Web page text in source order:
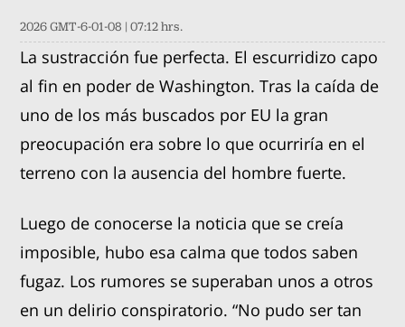
2026 GMT-6-01-08 | 07:12 hrs.
La sustracción fue perfecta. El escurridizo capo
al fin en poder de Washington. Tras la caída de
uno de los más buscados por EU la gran
preocupación era sobre lo que ocurriría en el
terreno con la ausencia del hombre fuerte.
Luego de conocerse la noticia que se creía
imposible, hubo esa calma que todos saben
fugaz. Los rumores se superaban unos a otros
en un delirio conspiratorio. “No pudo ser tan